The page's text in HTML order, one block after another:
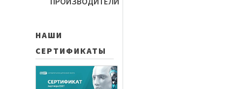
НАШИ
СЕРТИФИКАТЫ